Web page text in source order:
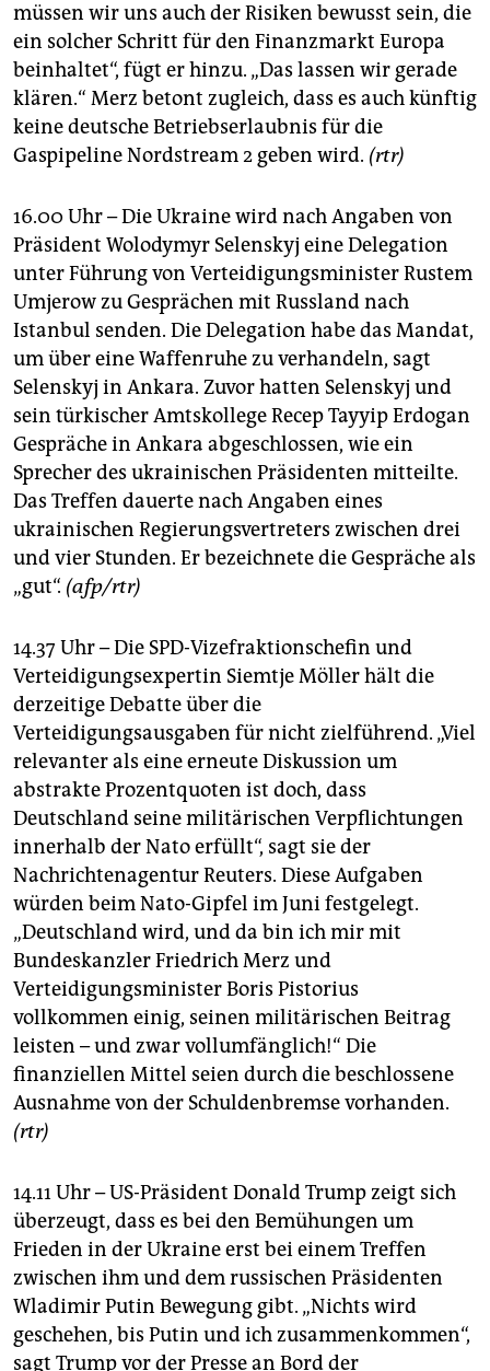
müssen wir uns auch der Risiken bewusst sein, die
ein solcher Schritt für den Finanzmarkt Europa
beinhaltet“, fügt er hinzu. „Das lassen wir gerade
klären.“ Merz betont zugleich, dass es auch künftig
keine deutsche Betriebserlaubnis für die
Gaspipeline Nordstream 2 geben wird. (rtr)
16.00 Uhr – Die Ukraine wird nach Angaben von
Präsident Wolodymyr Selenskyj eine Delegation
unter Führung von Verteidigungsminister Rustem
Umjerow zu Gesprächen mit Russland nach
Istanbul senden. Die Delegation habe das Mandat,
um über eine Waffenruhe zu verhandeln, sagt
Selenskyj in Ankara. Zuvor hatten Selenskyj und
sein türkischer Amtskollege Recep Tayyip Erdogan
Gespräche in Ankara abgeschlossen, wie ein
Sprecher des ukrainischen Präsidenten mitteilte.
Das Treffen dauerte nach Angaben eines
ukrainischen Regierungsvertreters zwischen drei
und vier Stunden. Er bezeichnete die Gespräche als
„gut“. (afp/rtr)
14.37 Uhr – Die SPD-Vizefraktionschefin und
Verteidigungsexpertin Siemtje Möller hält die
derzeitige Debatte über die
Verteidigungsausgaben für nicht zielführend. „Viel
relevanter als eine erneute Diskussion um
abstrakte Prozentquoten ist doch, dass
Deutschland seine militärischen Verpflichtungen
innerhalb der Nato erfüllt“, sagt sie der
Nachrichtenagentur Reuters. Diese Aufgaben
würden beim Nato-Gipfel im Juni festgelegt.
„Deutschland wird, und da bin ich mir mit
Bundeskanzler Friedrich Merz und
Verteidigungsminister Boris Pistorius
vollkommen einig, seinen militärischen Beitrag
leisten – und zwar vollumfänglich!“ Die
finanziellen Mittel seien durch die beschlossene
Ausnahme von der Schuldenbremse vorhanden.
(rtr)
14.11 Uhr – US-Präsident Donald Trump zeigt sich
überzeugt, dass es bei den Bemühungen um
Frieden in der Ukraine erst bei einem Treffen
zwischen ihm und dem russischen Präsidenten
Wladimir Putin Bewegung gibt. „Nichts wird
geschehen, bis Putin und ich zusammenkommen“,
sagt Trump vor der Presse an Bord der